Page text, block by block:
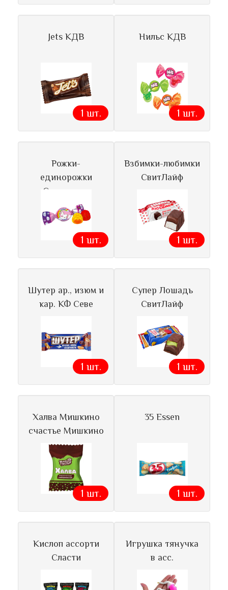
Jets КДВ
1 шт.
Нильс КДВ
1 шт.
Рожки-
единорожки
Сладуница
1 шт.
Взбимки-любимки
СвитЛайф
1 шт.
Шутер ар., изюм и
кар. КФ Севе
1 шт.
Супер Лошадь
СвитЛайф
1 шт.
Халва Мишкино
счастье Мишкино
1 шт.
35 Essen
1 шт.
Кислоп ассорти
Сласти
Игрушка тянучка
в асс.